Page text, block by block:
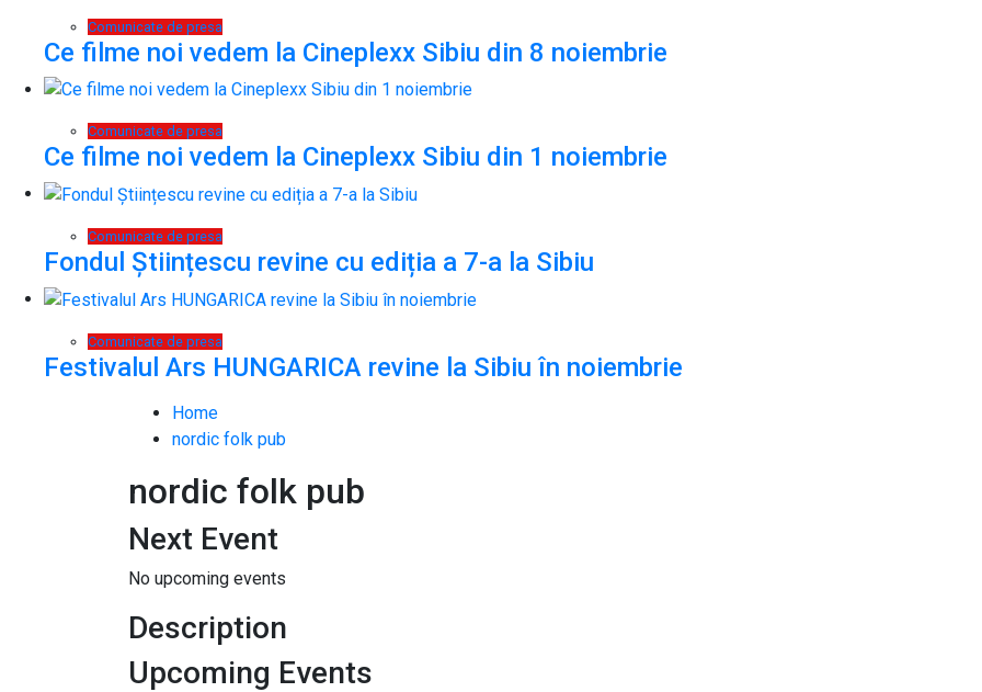
Comunicate de presa
Ce filme noi vedem la Cineplexx Sibiu din 8 noiembrie
Comunicate de presa
Ce filme noi vedem la Cineplexx Sibiu din 1 noiembrie
Comunicate de presa
Fondul Științescu revine cu ediția a 7-a la Sibiu
Comunicate de presa
Festivalul Ars HUNGARICA revine la Sibiu în noiembrie
Home
nordic folk pub
nordic folk pub
Next Event
No upcoming events
Description
Upcoming Events